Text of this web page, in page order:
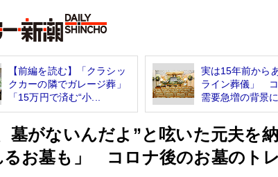
【前編を読む】「クラシッ
クカーの隣でガレージ葬」
「15万円で済む“小...
実は15年前から
ライン葬儀」
需要急増の背景に
、墓がないんだよ”と呟いた元夫を
るお墓も」 コロナ後のお墓のト